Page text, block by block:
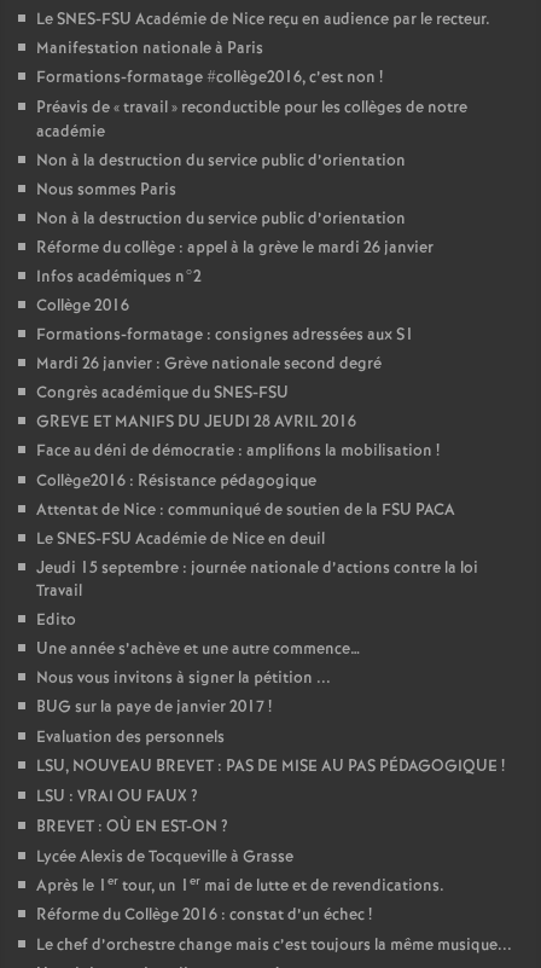
Le SNES-FSU Académie de Nice reçu en audience par le recteur.
Manifestation nationale à Paris
Formations-formatage #collège2016, c’est non !
Préavis de «travail» reconductible pour les collèges de notre
académie
Non à la destruction du service public d’orientation
Nous sommes Paris
Non à la destruction du service public d’orientation
Réforme du collège : appel à la grève le mardi 26 janvier
Infos académiques n°2
Collège 2016
Formations-formatage : consignes adressées aux S1
Mardi 26 janvier : Grève nationale second degré
Congrès académique du SNES-FSU
GREVE ET MANIFS DU JEUDI 28 AVRIL 2016
Face au déni de démocratie : amplifions la mobilisation !
Collège2016 : Résistance pédagogique
Attentat de Nice : communiqué de soutien de la FSU PACA
Le SNES-FSU Académie de Nice en deuil
Jeudi 15 septembre : journée nationale d’actions contre la loi
Travail
Edito
Une année s’achève et une autre commence…
Nous vous invitons à signer la pétition ...
BUG sur la paye de janvier 2017!
Evaluation des personnels
LSU, NOUVEAU BREVET : PAS DE MISE AU PAS PÉDAGOGIQUE !
LSU : VRAI OU FAUX ?
BREVET : OÙ EN EST-ON ?
Lycée Alexis de Tocqueville à Grasse
Après le 1 er tour, un 1 er mai de lutte et de revendications.
Réforme du Collège 2016 : constat d’un échec!
Le chef d’orchestre change mais c’est toujours la même musique...